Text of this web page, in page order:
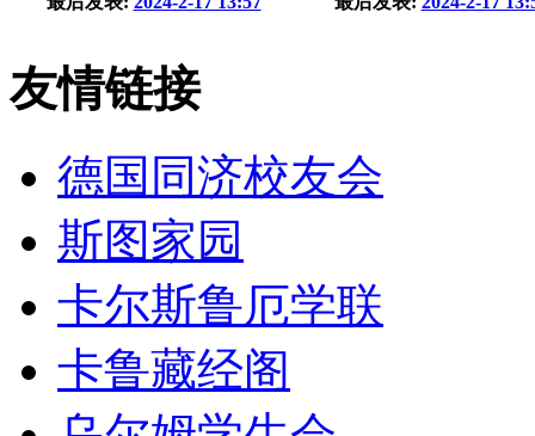
友情链接
德国同济校友会
斯图家园
卡尔斯鲁厄学联
卡鲁藏经阁